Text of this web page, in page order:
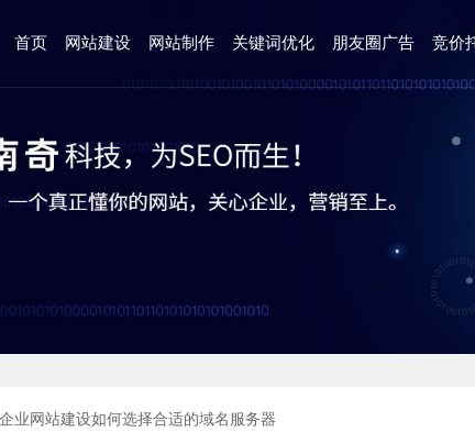
首页 网站建设 网站制作 关键词优化 朋友圈广告 竞价
企业网站建设如何选择合适的域名服务器